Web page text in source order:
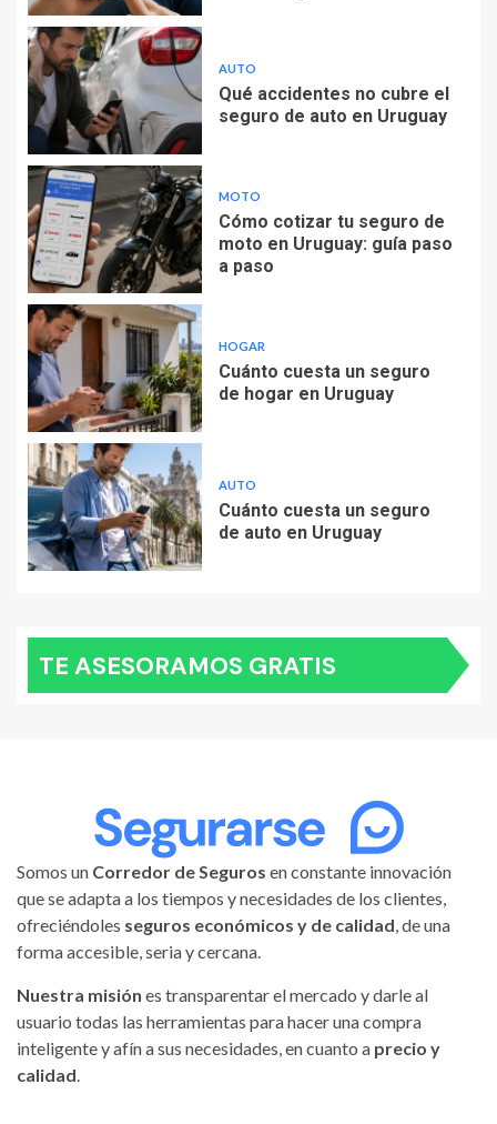
AUTO
Qué accidentes no cubre el
seguro de auto en Uruguay
MOTO
Cómo cotizar tu seguro de
moto en Uruguay: guía paso
a paso
HOGAR
Cuánto cuesta un seguro
de hogar en Uruguay
AUTO
Cuánto cuesta un seguro
de auto en Uruguay
TE ASESORAMOS GRATIS
Somos un Corredor de Seguros en constante innovación
que se adapta a los tiempos y necesidades de los clientes,
ofreciéndoles seguros económicos y de calidad, de una
forma accesible, seria y cercana.
Nuestra misión es transparentar el mercado y darle al
usuario todas las herramientas para hacer una compra
inteligente y afín a sus necesidades, en cuanto a precio y
calidad.